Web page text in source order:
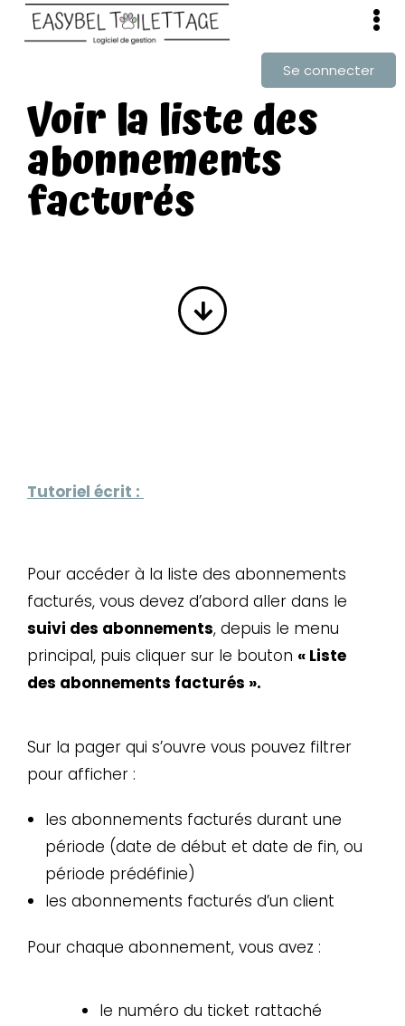
Se connecter
Voir la liste des
abonnements
facturés
Tutoriel écrit :
Pour accéder à la liste des abonnements
facturés, vous devez d’abord aller dans le
suivi des abonnements, depuis le menu
principal, puis cliquer sur le bouton « Liste
des abonnements facturés ».
Sur la pager qui s’ouvre vous pouvez filtrer
pour afficher :
les abonnements facturés durant une
période (date de début et date de fin, ou
période prédéfinie)
les abonnements facturés d’un client
Pour chaque abonnement, vous avez :
le numéro du ticket rattaché